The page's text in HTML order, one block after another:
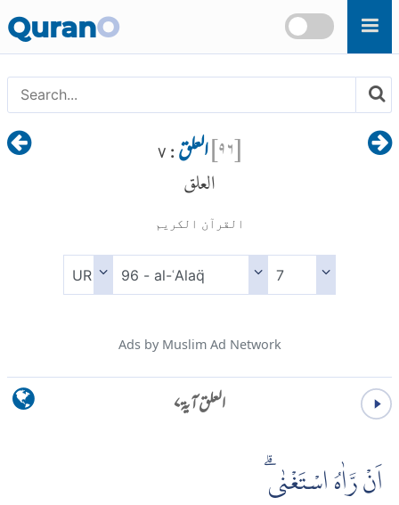
Skip to main content
QuranO
[۹۶]العلق : ۷
العلق
القرآن الكريم
Ads by Muslim Ad Network
العلق آية ۷
اَنْ رَّاٰهُ اسْتَغْنٰىۗ